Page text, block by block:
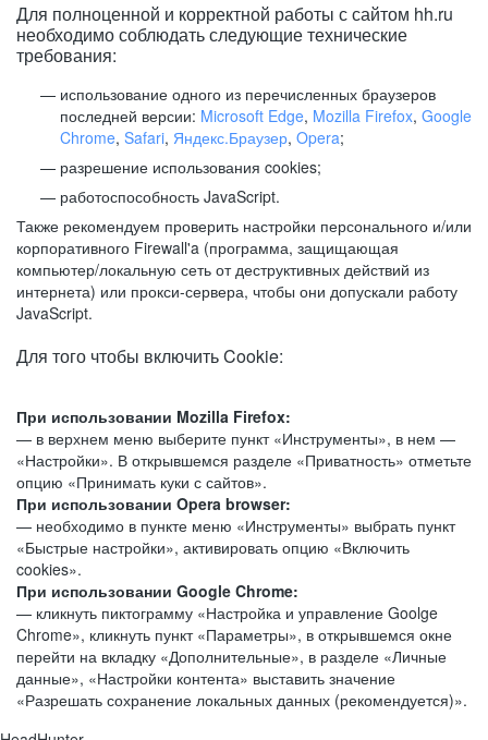
Для полноценной и корректной работы с сайтом hh.ru
необходимо соблюдать следующие технические
требования:
использование одного из перечисленных браузеров
последней версии: Microsoft Edge, Mozilla Firefox, Google
Chrome, Safari, Яндекс.Браузер, Opera;
разрешение использования cookies;
работоспособность JavaScript.
Также рекомендуем проверить настройки персонального и/или
корпоративного Firewall'a (программа, защищающая
компьютер/локальную сеть от деструктивных действий из
интернета) или прокси-сервера, чтобы они допускали работу
JavaScript.
Для того чтобы включить Cookie:
При использовании Mozilla Firefox:
— в верхнем меню выберите пункт «Инструменты», в нем —
«Настройки». В открывшемся разделе «Приватность» отметьте
опцию «Принимать куки с сайтов».
При использовании Opera browser:
— необходимо в пункте меню «Инструменты» выбрать пункт
«Быстрые настройки», активировать опцию «Включить
cookies».
При использовании Google Chrome:
— кликнуть пиктограмму «Настройка и управление Goolge
Chrome», кликнуть пункт «Параметры», в открывшемся окне
перейти на вкладку «Дополнительные», в разделе «Личные
данные», «Настройки контента» выставить значение
«Разрешать сохранение локальных данных (рекомендуется)».